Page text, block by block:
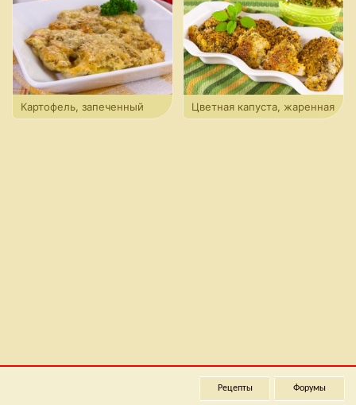
Картофель, запеченный
Цветная капуста, жаренная
Рецепты Форумы